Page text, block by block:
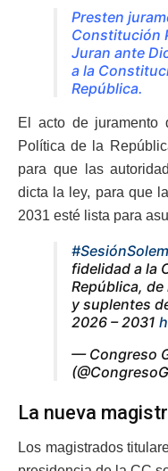
Presten
Constitución
Juran ante
a la
República.
El acto de juramento
Política de la
para que las
dicta la ley, para que
2031 esté lista para
fidelidad a la
República,
y suplentes
2026 – 2031
— Congreso
La nueva
Los magistrados